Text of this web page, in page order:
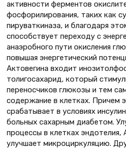
активности ферментов
фосфорилирования, таких как
пируваткиназа, и благодаря
способствует переходу с
анаэробного пути окисления
повышая энергетический
Актовегина входит
толигосахарид, который
переносчиков глюкозы и тем
содержание в клетках. Причем
срабатывает в условиях
больных сахарным диабетом.
процессы в клетках эндотелия,
улучшает микроциркуляцию.